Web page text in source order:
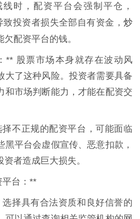
时，配资平台会强制平仓，
致投资者损失全部自有资金， 炒
欠配资平台的钱。
** 股票市场本身就存在波动风
大了这种风险。投资者需要具备
和市场判断能力，才能在配资交
不正规的配资平台，可能面临
黑平台会虚假宣传、恶意扣款，
者造成巨大损失。
平台：**
择具有合法资质和良好信誉的